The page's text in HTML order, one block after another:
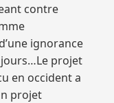
contre
ignorance
jours…Le projet
en occident a
projet